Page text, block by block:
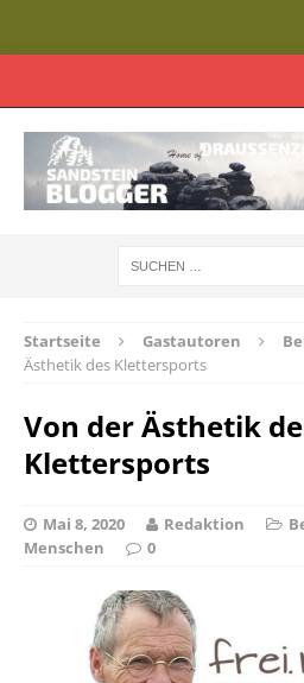
Startseite Gastautoren
Ästhetik des Klettersports
Von der Ästhetik
Klettersports
Mai 8, 2020 Redaktion
Menschen
0